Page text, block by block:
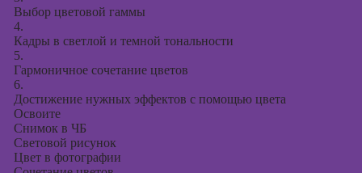
Выбор цветовой гаммы
4.
Кадры в светлой и темной тональности
5.
Гармоничное сочетание цветов
6.
Достижение нужных эффектов с помощью цвета
Освоите
Снимок в ЧБ
Световой рисунок
Цвет в фотографии